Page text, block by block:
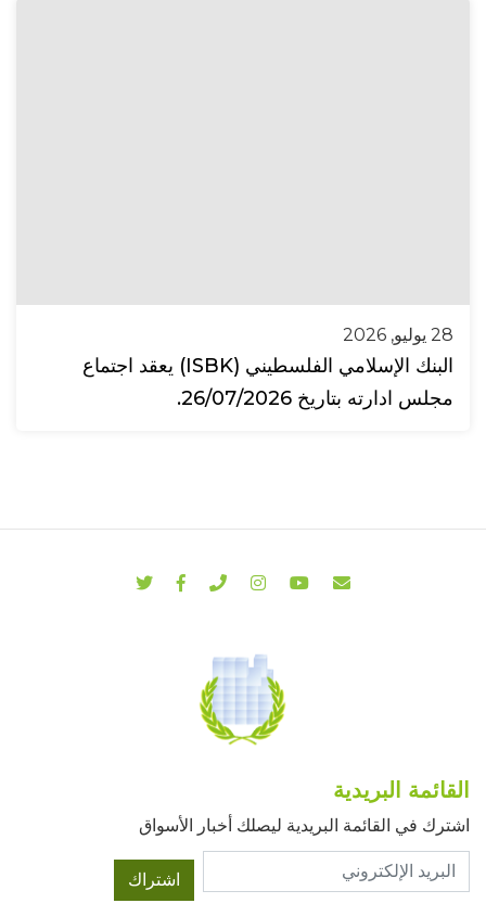
28 يوليو, 2026
البنك الإسلامي الفلسطيني (ISBK) يعقد اجتماع
مجلس ادارته بتاريخ 26/07/2026.
القائمة البريدية
اشترك في القائمة البريدية ليصلك أخبار الأسواق
اشتراك